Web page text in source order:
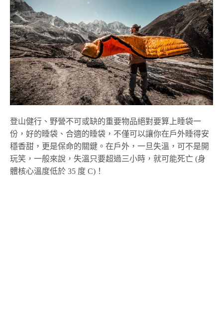
登山健行、野營不可或缺的重要物品絕對要算上睡袋一
份，好的睡袋、合適的睡袋，不僅可以讓你在戶外睡得安
穩香甜，更是保命的關鍵。在戶外，一旦失溫，可不是開
玩笑，一般來說，失溫只要超過三小時，就可能死亡 (身
體核心溫度低於 35 度 C)！